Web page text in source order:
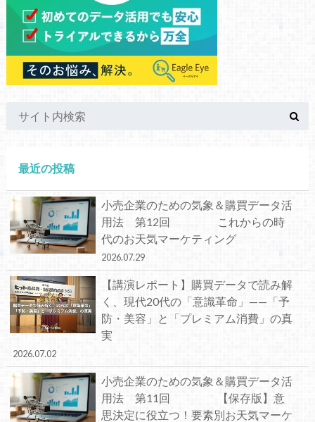
最近の投稿
小売企業のための気象＆購買データ活
用法 第12回 これからの時
代のお天気マーケティング
2026.07.29
【講演レポート】購買データで読み解
く、現代20代の「意識革命」——「予
防・美容」と「プレミアム消費」の真
実
2026.07.02
小売企業のための気象＆購買データ活
用法 第11回 【保存版】意
思決定に役立つ！要素別お天気マーケ